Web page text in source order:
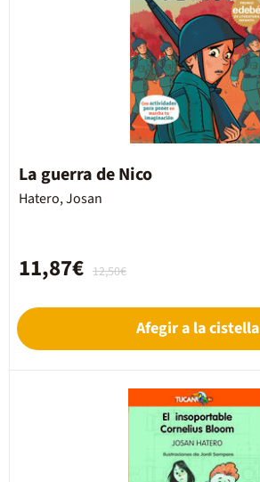
La guerra de Nico
Hatero, Josan
12,50€
11,87€
Afegir a la cistella